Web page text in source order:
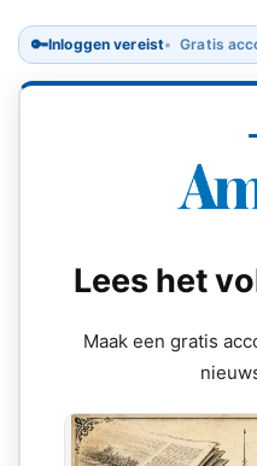
🔑Inloggen vereist Gratis
Lees het
Maak een gratis